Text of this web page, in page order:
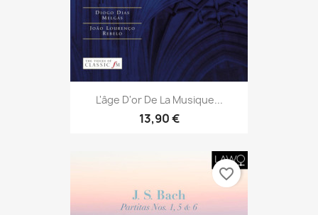
L'âge D'or De La Musique...
13,90 €
favorite_border